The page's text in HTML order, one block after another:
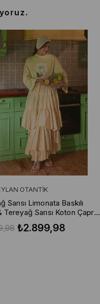
OTANTIK
Sarısı Limonata Baskılı
Tereyağ Sarısı Koton Çapraz
₺2.899,98